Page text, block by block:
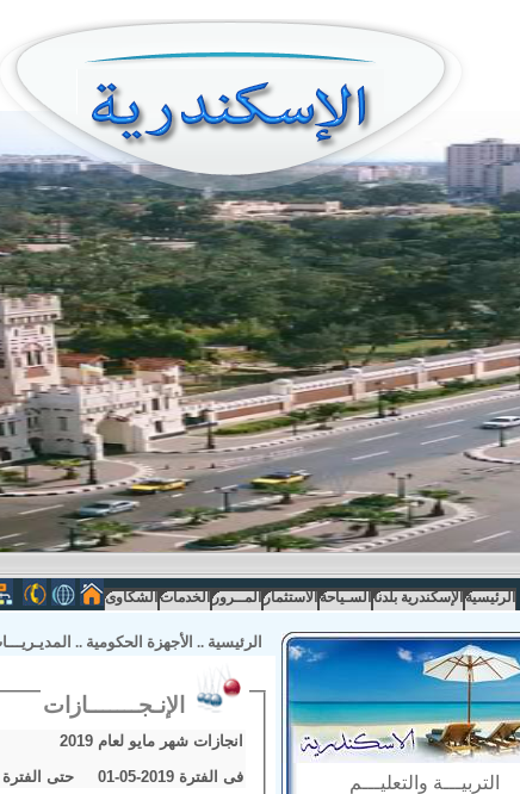
الرئيسية الإسكندرية بلدنا السـياحة الاستثمار المــرور الخدمات الشكاوى
التربيـــة والتعليـــم
الرئيسية .. الأجهزة الحكومية ..
انجازات شهر مايو لعام 2019
فى الفترة 2019-05-01 حتى الفترة 2019-05-31